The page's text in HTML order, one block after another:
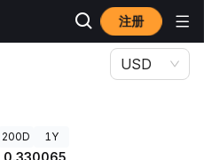
注册
USD
200D 1Y
0.330065